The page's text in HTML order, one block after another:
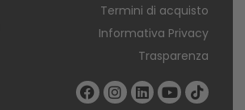
Termini di acquisto
Informativa Privacy
Trasparenza